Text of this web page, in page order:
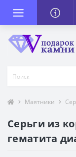
Маятники
Серьги из
гематита